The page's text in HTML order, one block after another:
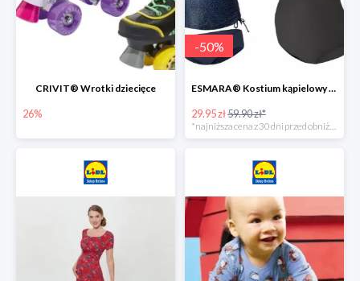
CRIVIT® Wrotki dziecięce
26%
-50%
ESMARA® Kostium kąpielowy ciążowy lub tankini ciążowe -50%
29.95 zł59.90 zł*